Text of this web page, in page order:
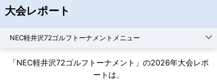
在
位
大会レポート
NEC軽井沢72ゴルフトーナメントメニュー
「NEC軽井沢72ゴルフトーナメント」の2026年大会レポ
ートは、